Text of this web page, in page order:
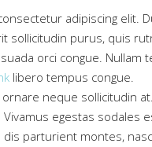
adipiscing elit.
sollicitudin purus, quis
orci congue. Nullam
libero tempus congue.
neque sollicitudin
egestas sodales
parturient montes,